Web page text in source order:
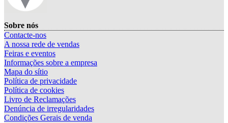
Sobre nós
Contacte-nos
A nossa rede de vendas
Feiras e eventos
Informações sobre a empresa
Mapa do sítio
Política de privacidade
Política de cookies
Livro de Reclamações
Denúncia de irregularidades
Condições Gerais de venda